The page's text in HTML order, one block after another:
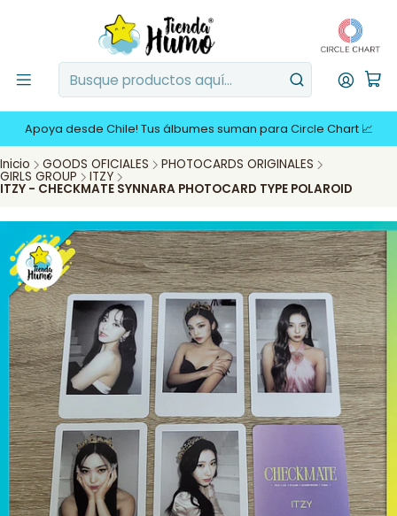
Apoya desde Chile! Tus álbumes suman para Circle Chart 📈
Inicio GOODS OFICIALES PHOTOCARDS ORIGINALES
GIRLS GROUP ITZY
ITZY - CHECKMATE SYNNARA PHOTOCARD TYPE POLAROID